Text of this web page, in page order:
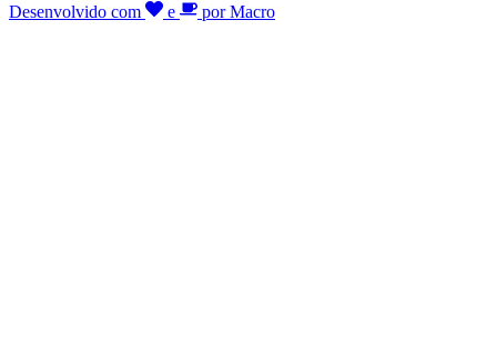
Desenvolvido com
e por Macro